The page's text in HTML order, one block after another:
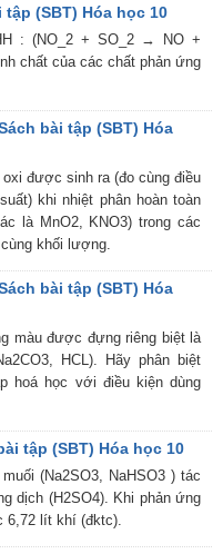
tập (SBT) Hóa học 10
: (NO_2 + SO_2 → NO +
chất của các chất phản ứng
bài tập (SBT) Hóa
được sinh ra (đo cùng điều
khi nhiệt phân hoàn toàn
là MnO2, KNO3) trong các
khối lượng.
bài tập (SBT) Hóa
màu được đựng riêng biệt là
HCL). Hãy phân biệt
hoá học với điều kiện dùng
tập (SBT) Hóa học 10
(Na2SO3, NaHSO3 ) tác
dịch (H2SO4). Khi phản ứng
6,72 lít khí (đktc).